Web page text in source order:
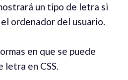
un tipo de letra si
ordenador del usuario.
en que se puede
letra en CSS.